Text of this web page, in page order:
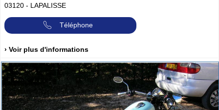
03120 - LAPALISSE
Téléphone
› Voir plus d'informations